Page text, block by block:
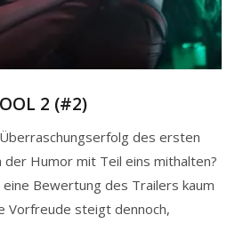
2 (#2)
des ersten
der Humor mit Teil eins mithalten?
Bewertung des Trailers kaum
Vorfreude steigt dennoch,